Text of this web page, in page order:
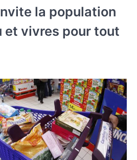
la population
et vivres pour tout